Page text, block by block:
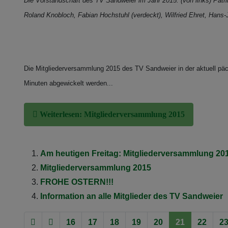
Roland Knobloch, Fabian Hochstuhl (verdeckt), Wilfried Ehret,
Die Mitgliederversammlung 2015 des TV Sandweier in der aktuell
Minuten abgewickelt werden...
Weiterlesen: Mitgliederversammlung 2015
Am heutigen Freitag: Mitgliederversammlung
Mitgliederversammlung 2015
FROHE OSTERN!!!
Information an alle Mitglieder des TV Sandweier
16 17 18 19 20 21 22 23